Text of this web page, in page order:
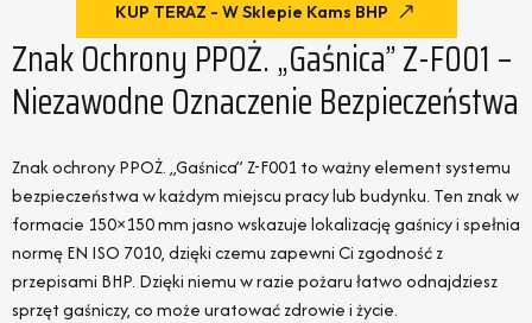
KUP TERAZ - W Sklepie Kams BHP
Znak Ochrony PPOŻ. „Gaśnica” Z-F001 –
Niezawodne Oznaczenie Bezpieczeństwa
Znak ochrony PPOŻ. „Gaśnica” Z-F001 to ważny element systemu
bezpieczeństwa w każdym miejscu pracy lub budynku. Ten znak w
formacie 150×150 mm jasno wskazuje lokalizację gaśnicy i spełnia
normę EN ISO 7010, dzięki czemu zapewni Ci zgodność z
przepisami BHP. Dzięki niemu w razie pożaru łatwo odnajdziesz
sprzęt gaśniczy, co może uratować zdrowie i życie.